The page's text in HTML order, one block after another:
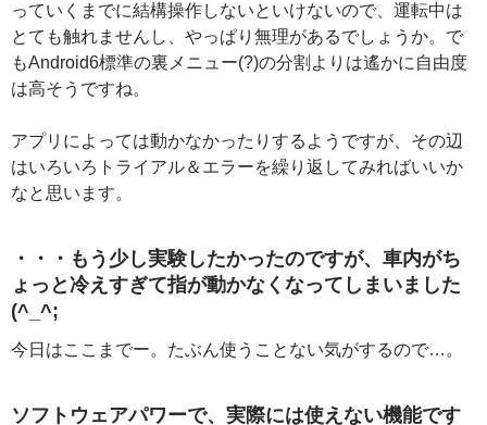
っていくまでに結構操作しないといけないので、運転中は
とても触れませんし、やっぱり無理があるでしょうか。で
もAndroid6標準の裏メニュー(?)の分割よりは遙かに自由度
は高そうですね。
アプリによっては動かなかったりするようですが、その辺
はいろいろトライアル＆エラーを繰り返してみればいいか
なと思います。
・・・もう少し実験したかったのですが、車内がち
ょっと冷えすぎて指が動かなくなってしまいました
(^_^;
今日はここまでー。たぶん使うことない気がするので…。
ソフトウェアパワーで、実際には使えない機能です